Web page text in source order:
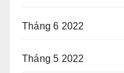
Tháng 6 2022
Tháng 5 2022